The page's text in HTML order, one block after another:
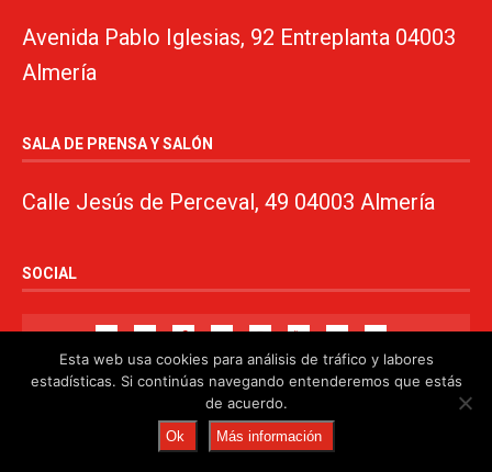
Avenida Pablo Iglesias, 92 Entreplanta 04003
Almería
SALA DE PRENSA Y SALÓN
Calle Jesús de Perceval, 49 04003 Almería
SOCIAL
© 2024. PSOE de Almería · 950750000 ·www.psoealmeria.com
psoe@psoe-almeria.com·Aviso legal
Esta web usa cookies para análisis de tráfico y labores
estadísticas. Si continúas navegando entenderemos que estás
de acuerdo.
Ok Más información